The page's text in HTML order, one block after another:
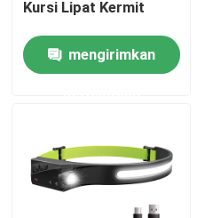
Permintaan Penawaran
Seragam Kamuflase Militer
Armor Balistik Militer
Kursi Lipat Kermit
mengirimkan